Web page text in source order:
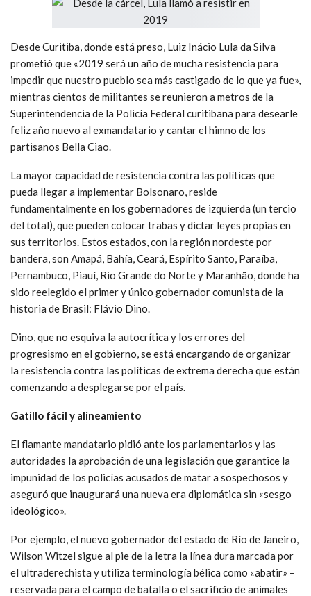
Desde Curitiba, donde está preso, Luiz Inácio Lula da Silva
prometió que «2019 será un año de mucha resistencia para
impedir que nuestro pueblo sea más castigado de lo que ya fue»,
mientras cientos de militantes se reunieron a metros de la
Superintendencia de la Policía Federal curitibana para desearle
feliz año nuevo al exmandatario y cantar el himno de los
partisanos Bella Ciao.
La mayor capacidad de resistencia contra las políticas que
pueda llegar a implementar Bolsonaro, reside
fundamentalmente en los gobernadores de izquierda (un tercio
del total), que pueden colocar trabas y dictar leyes propias en
sus territorios. Estos estados, con la región nordeste por
bandera, son Amapá, Bahía, Ceará, Espírito Santo, Paraíba,
Pernambuco, Piauí, Rio Grande do Norte y Maranhão, donde ha
sido reelegido el primer y único gobernador comunista de la
historia de Brasil: Flávio Dino.
Dino, que no esquiva la autocrítica y los errores del
progresismo en el gobierno, se está encargando de organizar
la resistencia contra las políticas de extrema derecha que están
comenzando a desplegarse por el país.
Gatillo fácil y alineamiento
El flamante mandatario pidió ante los parlamentarios y las
autoridades la aprobación de una legislación que garantice la
impunidad de los policías acusados de matar a sospechosos y
aseguró que inaugurará una nueva era diplomática sin «sesgo
ideológico».
Por ejemplo, el nuevo gobernador del estado de Río de Janeiro,
Wilson Witzel sigue al pie de la letra la línea dura marcada por
el ultraderechista y utiliza terminología bélica como «abatir» –
reservada para el campo de batalla o el sacrificio de animales